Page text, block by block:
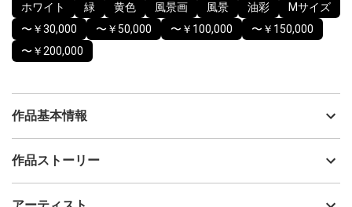
ホワイト 緑 黄色 風景画 風景 油彩
Mサイズ
〜￥30,000
〜￥50,000 〜￥100,000
〜￥150,000
〜￥200,000
作品基本情報
出品者
制作年
作品ストーリー